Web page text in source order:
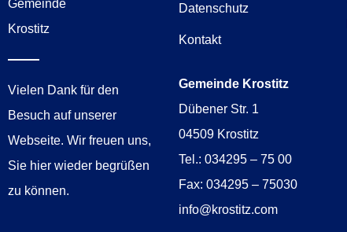
Vielen Dank für den
Besuch auf unserer
Webseite. Wir freuen uns,
Sie hier wieder begrüßen
zu können.
Datenschutz
Kontakt
Gemeinde Krostitz
Dübener Str. 1
04509 Krostitz
Tel.: 034295 – 75 00
Fax: 034295 – 75030
info@krostitz.com